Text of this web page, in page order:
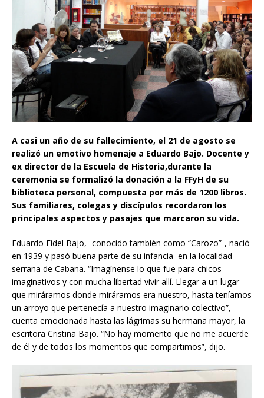
A casi un año de su fallecimiento, el 21 de agosto se
realizó un emotivo homenaje a Eduardo Bajo. Docente y
ex director de la Escuela de Historia,durante la
ceremonia se formalizó la donación a la FFyH de su
biblioteca personal, compuesta por más de 1200 libros.
Sus familiares, colegas y discípulos recordaron los
principales aspectos y pasajes que marcaron su vida.
Eduardo Fidel Bajo, -conocido también como “Carozo”-, nació
en 1939 y pasó buena parte de su infancia en la localidad
serrana de Cabana. “Imagínense lo que fue para chicos
imaginativos y con mucha libertad vivir allí. Llegar a un lugar
que miráramos donde miráramos era nuestro, hasta teníamos
un arroyo que pertenecía a nuestro imaginario colectivo”,
cuenta emocionada hasta las lágrimas su hermana mayor, la
escritora Cristina Bajo. “No hay momento que no me acuerde
de él y de todos los momentos que compartimos”, dijo.